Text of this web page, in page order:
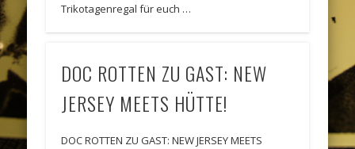
Trikotagenregal für euch …
DOC ROTTEN ZU GAST: NEW
JERSEY MEETS HÜTTE!
DOC ROTTEN ZU GAST: NEW JERSEY MEETS